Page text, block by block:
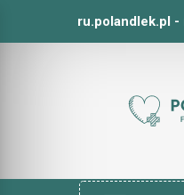
ru.polandlek.pl